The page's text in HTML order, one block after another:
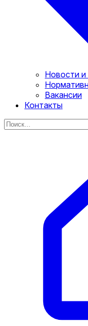
Новости и
Вакансии
Контакты